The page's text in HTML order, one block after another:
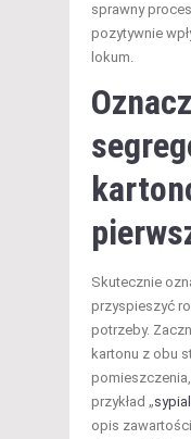
sprawny
pozytywnie
lokum.
Skutecznie
przyspieszyć
potrzeby.
kartonu z obu
przykład „
opis